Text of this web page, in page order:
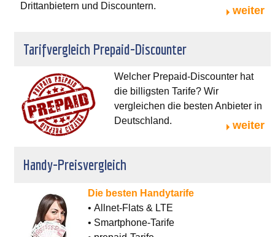
Drittanbietern und Discountern.
weiter
Tarifvergleich Prepaid-Discounter
Welcher Prepaid-Discounter hat
die billigsten Tarife? Wir
vergleichen die besten Anbieter in
Deutschland.
weiter
Handy-Preisvergleich
Die besten Handytarife
• Allnet-Flats & LTE
• Smartphone-Tarife